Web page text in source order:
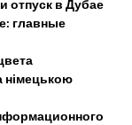
отпуск в Дубае
главные
німецькою